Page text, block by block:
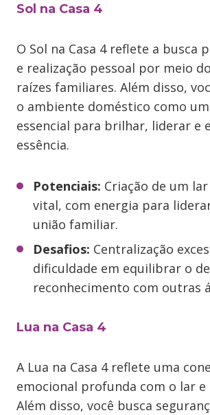
Sol na Casa 4
O Sol na Casa 4 reflete a busca
e realização pessoal por meio
raízes familiares. Além disso,
o ambiente doméstico como
essencial para brilhar, liderar e
essência.
Potenciais: Criação de um
vital, com energia para
união familiar.
Desafios: Centralização
dificuldade em equilibrar o
reconhecimento com outras
Lua na Casa 4
A Lua na Casa 4 reflete uma
emocional profunda com o lar e
Além disso, você busca